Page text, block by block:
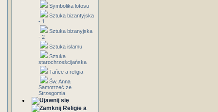
Symbolika lotosu
Sztuka bizantyjska
- 1
Sztuka bizanyjska
- 2
Sztuka islamu
Sztuka
starochrześcijańska
Tańce a religia
Św. Anna
Samotrzeć ze
Strzegomia
Religie a